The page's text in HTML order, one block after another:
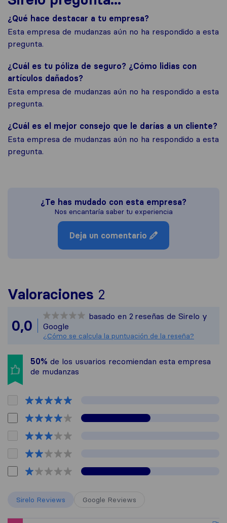
¿Qué hace destacar a tu empresa?
Esta empresa de mudanzas aún no ha respondido a esta
pregunta.
¿Cuál es tu póliza de seguro? ¿Cómo lidias con
artículos dañados?
Esta empresa de mudanzas aún no ha respondido a esta
pregunta.
¿Cuál es el mejor consejo que le darías a un cliente?
Esta empresa de mudanzas aún no ha respondido a esta
pregunta.
¿Te has mudado con esta empresa?
Nos encantaría saber tu experiencia
Deja un comentario
Valoraciones 2
Todas las reseñas
0,0
basado en 2 reseñas de Sirelo y
Google
¿Cómo se calcula la puntuación de la reseña?
50% de los usuarios recomiendan esta empresa
de mudanzas
Sirelo Reviews Google Reviews